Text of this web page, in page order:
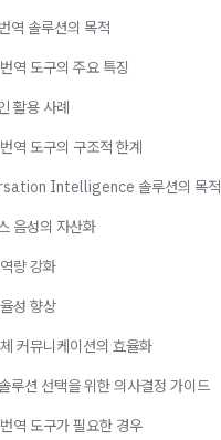
역 솔루션의 목적
역 도구의 주요 특징
활용 사례
역 도구의 구조적 한계
Intelligence 솔루션의 목적
음성의 자산화
량 강화
성 향상
커뮤니케이션의 효율화
루션 선택을 위한 의사결정 가이드
역 도구가 필요한 경우